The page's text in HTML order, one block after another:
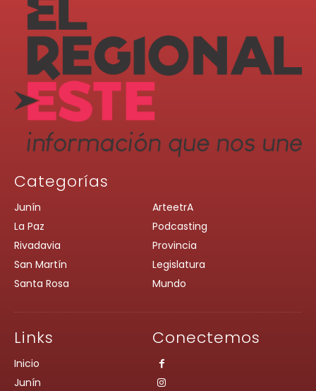
Categorías
Junín
La Paz
Rivadavia
San Martín
Santa Rosa
ArteetrA
Podcasting
Provincia
Legislatura
Mundo
Links
Inicio
Junín
Conectemos